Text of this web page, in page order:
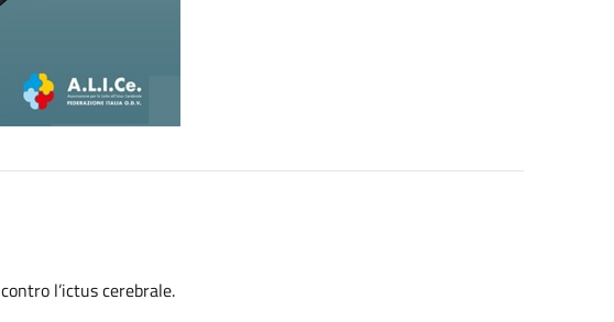
l’ictus cerebrale.